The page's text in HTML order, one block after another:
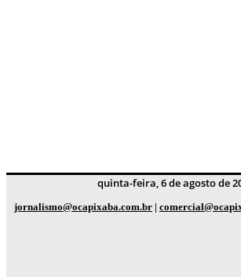
quinta-feira, 6 de agosto de
jornalismo@ocapixaba.com.br |